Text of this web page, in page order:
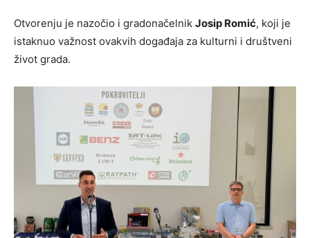
Otvorenju je nazočio i gradonačelnik Josip Romić, koji je
istaknuo važnost ovakvih događaja za kulturni i društveni
život grada.